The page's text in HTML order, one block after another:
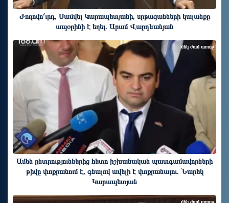
Ժողովո՛ւրդ, Սամվել Կարապետյանի, սրբազանների կալանքը
ապօրինի է եղել. Արամ Վարդևանյան
Ամեն ընտրություններից հետո իշխանական պատգամավորների
թիվը փոքրանում է, գնալով ավելի է փոքրանալու. Նարեկ
Կարապետյան
մեկ ժամ առաջ
մեկ ժամ առաջ